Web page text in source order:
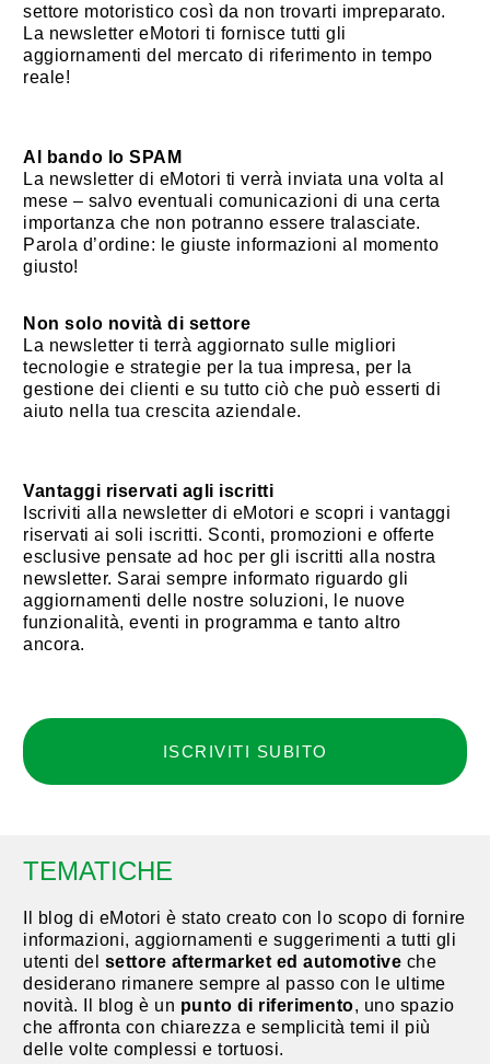
settore motoristico così da non trovarti impreparato.
La newsletter eMotori ti fornisce tutti gli
aggiornamenti del mercato di riferimento in tempo
reale!
Al bando lo SPAM
La newsletter di eMotori ti verrà inviata una volta al
mese – salvo eventuali comunicazioni di una certa
importanza che non potranno essere tralasciate.
Parola d’ordine: le giuste informazioni al momento
giusto!
Non solo novità di settore
La newsletter ti terrà aggiornato sulle migliori
tecnologie e strategie per la tua impresa, per la
gestione dei clienti e su tutto ciò che può esserti di
aiuto nella tua crescita aziendale.
Vantaggi riservati agli iscritti
Iscriviti alla newsletter di eMotori e scopri i vantaggi
riservati ai soli iscritti. Sconti, promozioni e offerte
esclusive pensate ad hoc per gli iscritti alla nostra
newsletter. Sarai sempre informato riguardo gli
aggiornamenti delle nostre soluzioni, le nuove
funzionalità, eventi in programma e tanto altro
ancora.
ISCRIVITI SUBITO
TEMATICHE
Il blog di eMotori è stato creato con lo scopo di fornire
informazioni, aggiornamenti e suggerimenti a tutti gli
utenti del settore aftermarket ed automotive che
desiderano rimanere sempre al passo con le ultime
novità. Il blog è un punto di riferimento, uno spazio
che affronta con chiarezza e semplicità temi il più
delle volte complessi e tortuosi.